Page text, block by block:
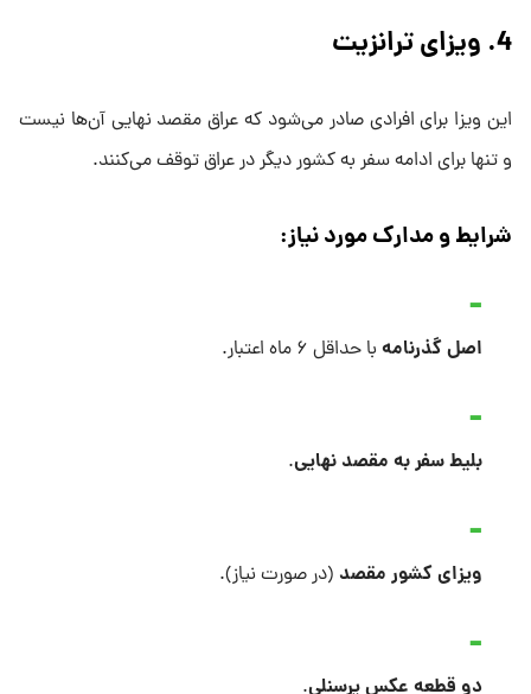
4. ویزای ترانزیت
این ویزا برای افرادی صادر می‌شود که عراق مقصد نهایی آن‌ها نیست
و تنها برای ادامه سفر به کشور دیگر در عراق توقف می‌کنند.
شرایط و مدارک مورد نیاز:
اصل گذرنامه با حداقل ۶ ماه اعتبار.
بلیط سفر به مقصد نهایی.
ویزای کشور مقصد (در صورت نیاز).
دو قطعه عکس پرسنلی